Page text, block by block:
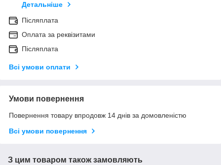
Детальніше
Післяплата
Оплата за реквізитами
Післяплата
Всі умови оплати
Умови повернення
Повернення товару впродовж 14 днів за домовленістю
Всі умови повернення
З цим товаром також замовляють